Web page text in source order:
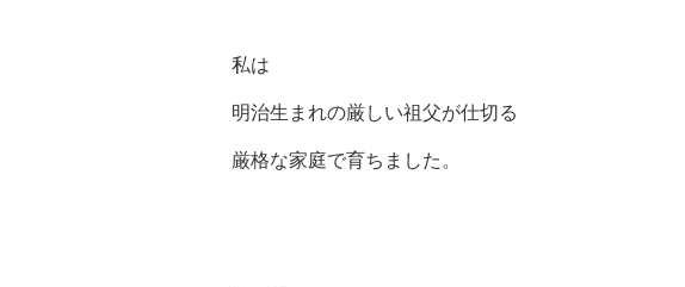
私は
明治生まれの厳しい祖父が仕切る
厳格な家庭で育ちました。